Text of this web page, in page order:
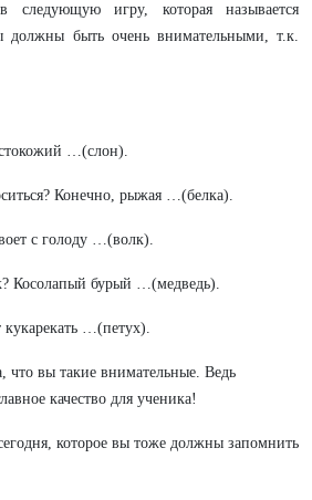
игру, которая называется
должны быть очень внимательными, т.к.
…(слон).
Конечно, рыжая …(белка).
с голоду …(волк).
Косолапый бурый …(медведь).
…(петух).
вы такие внимательные. Ведь
качество для ученика!
которое вы тоже должны запомнить